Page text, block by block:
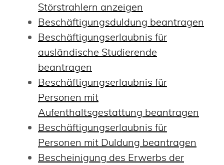
Störstrahlern anzeigen
Beschäftigungsduldung beantragen
Beschäftigungserlaubnis für
ausländische Studierende
beantragen
Beschäftigungserlaubnis für
Personen mit
Aufenthaltsgestattung beantragen
Beschäftigungserlaubnis für
Personen mit Duldung beantragen
Bescheinigung des Erwerbs der